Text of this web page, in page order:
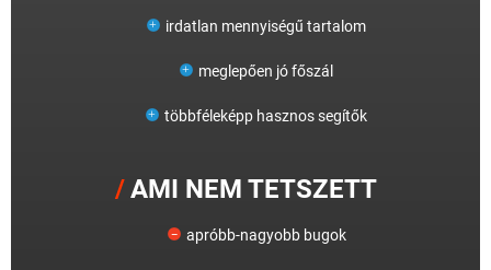
irdatlan mennyiségű tartalom
meglepően jó főszál
többféleképp hasznos segítők
AMI NEM TETSZETT
apróbb-nagyobb bugok